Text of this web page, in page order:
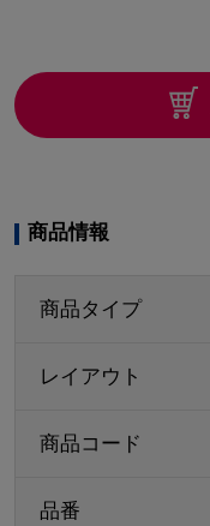
商品情報
商品タイプ
レイアウト
商品コード
品番